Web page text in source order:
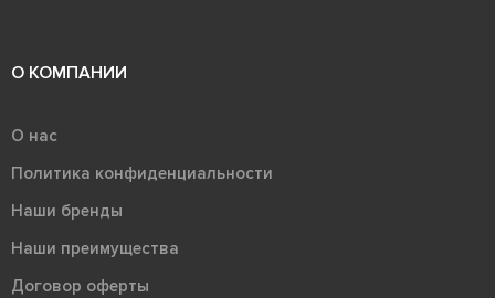
О КОМПАНИИ
О нас
Политика конфиденциальности
Наши бренды
Наши преимущества
Договор оферты